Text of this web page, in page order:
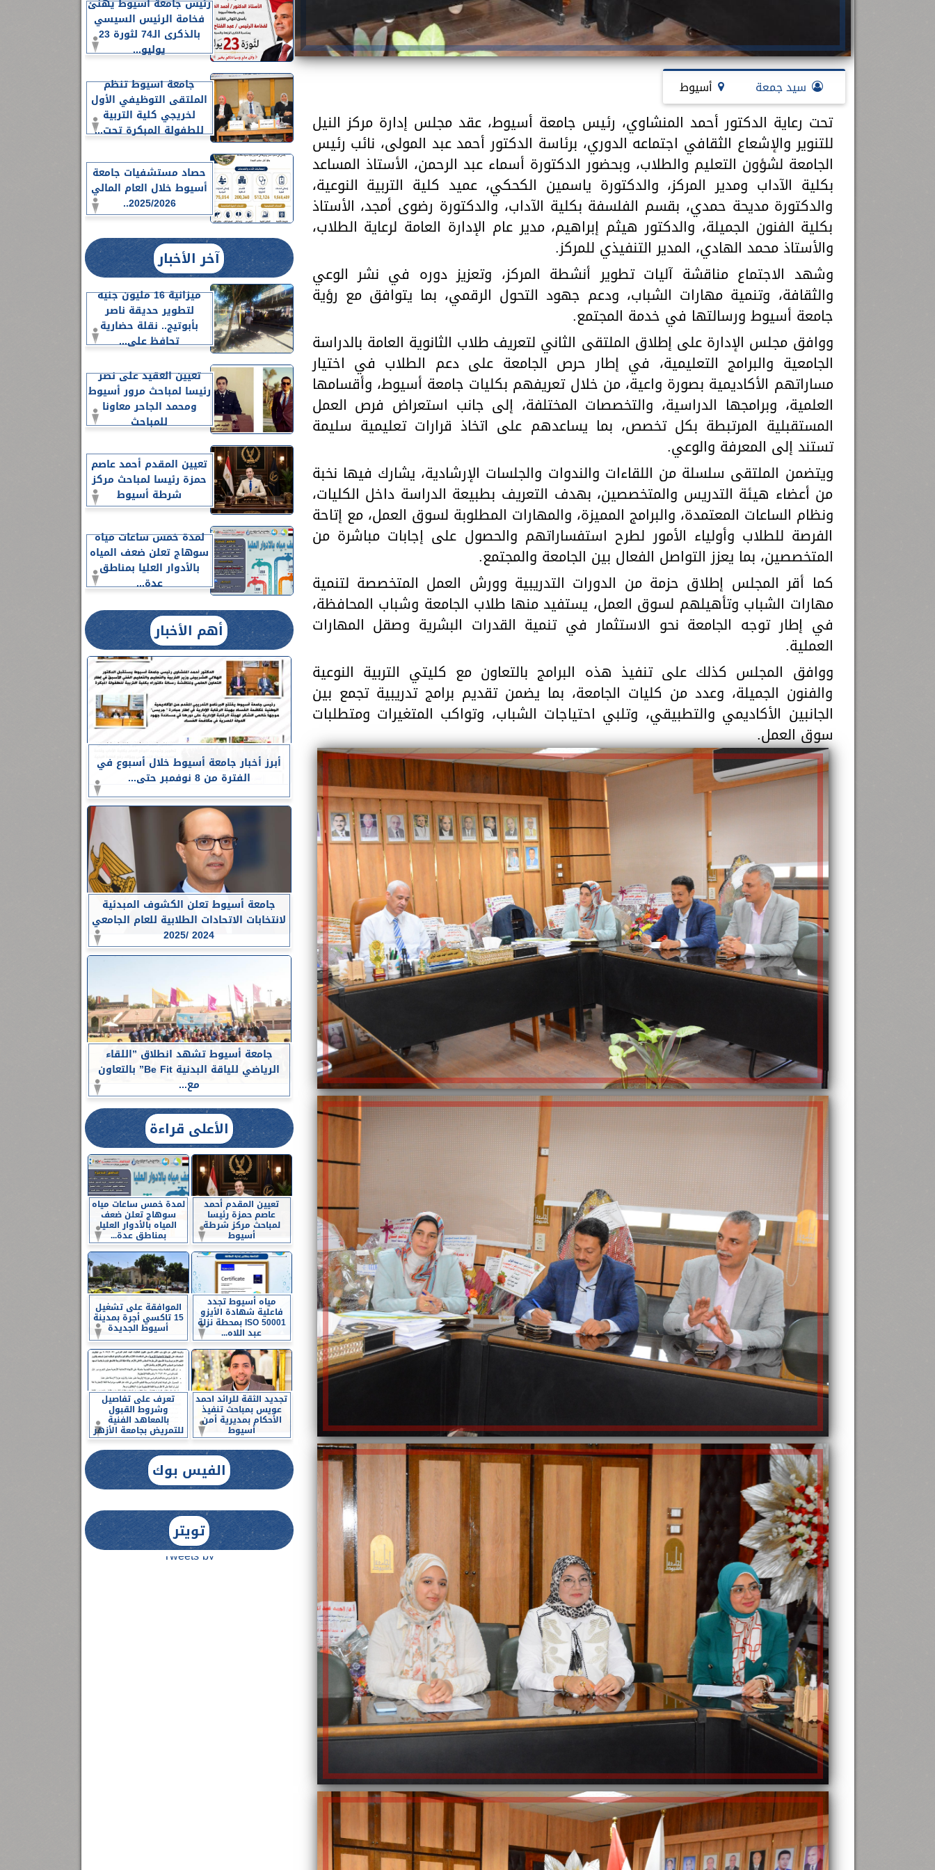
سيد جمعة أسيوط
تحت رعاية الدكتور أحمد المنشاوي، رئيس جامعة أسيوط، عقد مجلس إدارة مركز النيل
للتنوير والإشعاع الثقافي اجتماعه الدوري، برئاسة الدكتور أحمد عبد المولى، نائب رئيس
الجامعة لشؤون التعليم والطلاب، وبحضور الدكتورة أسماء عبد الرحمن، الأستاذ المساعد
بكلية الآداب ومدير المركز، والدكتورة ياسمين الكحكي، عميد كلية التربية النوعية،
والدكتورة مديحة حمدي، بقسم الفلسفة بكلية الآداب، والدكتورة رضوى أمجد، الأستاذ
بكلية الفنون الجميلة، والدكتور هيثم إبراهيم، مدير عام الإدارة العامة لرعاية الطلاب،
والأستاذ محمد الهادي، المدير التنفيذي للمركز.
وشهد الاجتماع مناقشة آليات تطوير أنشطة المركز، وتعزيز دوره في نشر الوعي
والثقافة، وتنمية مهارات الشباب، ودعم جهود التحول الرقمي، بما يتوافق مع رؤية
جامعة أسيوط ورسالتها في خدمة المجتمع.
ووافق مجلس الإدارة على إطلاق الملتقى الثاني لتعريف طلاب الثانوية العامة بالدراسة
الجامعية والبرامج التعليمية، في إطار حرص الجامعة على دعم الطلاب في اختيار
مساراتهم الأكاديمية بصورة واعية، من خلال تعريفهم بكليات جامعة أسيوط، وأقسامها
العلمية، وبرامجها الدراسية، والتخصصات المختلفة، إلى جانب استعراض فرص العمل
المستقبلية المرتبطة بكل تخصص، بما يساعدهم على اتخاذ قرارات تعليمية سليمة
تستند إلى المعرفة والوعي.
ويتضمن الملتقى سلسلة من اللقاءات والندوات والجلسات الإرشادية، يشارك فيها نخبة
من أعضاء هيئة التدريس والمتخصصين، بهدف التعريف بطبيعة الدراسة داخل الكليات،
ونظام الساعات المعتمدة، والبرامج المميزة، والمهارات المطلوبة لسوق العمل، مع إتاحة
الفرصة للطلاب وأولياء الأمور لطرح استفساراتهم والحصول على إجابات مباشرة من
المتخصصين، بما يعزز التواصل الفعال بين الجامعة والمجتمع.
كما أقر المجلس إطلاق حزمة من الدورات التدريبية وورش العمل المتخصصة لتنمية
مهارات الشباب وتأهيلهم لسوق العمل، يستفيد منها طلاب الجامعة وشباب المحافظة،
في إطار توجه الجامعة نحو الاستثمار في تنمية القدرات البشرية وصقل المهارات
العملية.
ووافق المجلس كذلك على تنفيذ هذه البرامج بالتعاون مع كليتي التربية النوعية
والفنون الجميلة، وعدد من كليات الجامعة، بما يضمن تقديم برامج تدريبية تجمع بين
الجانبين الأكاديمي والتطبيقي، وتلبي احتياجات الشباب، وتواكب المتغيرات ومتطلبات
سوق العمل.
رئيس جامعة أسيوط يهنئ
فخامة الرئيس السيسي
بالذكرى الـ74 لثورة 23
يوليو...
جامعة أسيوط تنظم
الملتقى التوظيفي الأول
لخريجي كلية التربية
للطفولة المبكرة تحت...
حصاد مستشفيات جامعة
أسيوط خلال العام المالي
2025/2026..
آخر الأخبار
ميزانية 16 مليون جنيه
لتطوير حديقة ناصر
بأبوتيج.. نقلة حضارية
تحافظ على...
تعيين العقيد على نصر
رئيسا لمباحث مرور أسيوط
ومحمد الجاحر معاونا
للمباحث
تعيين المقدم أحمد عاصم
حمزة رئيسا لمباحث مركز
شرطة أسيوط
لمدة خمس ساعات مياه
سوهاج تعلن ضعف المياه
بالأدوار العليا بمناطق
عدة...
أهم الأخبار
أبرز أخبار جامعة أسيوط خلال أسبوع في
الفترة من 8 نوفمبر حتى...
جامعة أسيوط تعلن الكشوف المبدئية
لانتخابات الاتحادات الطلابية للعام الجامعي
2024 /2025
جامعة أسيوط تشهد انطلاق ”اللقاء
الرياضي للياقة البدنية Be Fit” بالتعاون
مع...
الأعلى قراءة
تعيين المقدم أحمد
عاصم حمزة رئيسا
لمباحث مركز شرطة
أسيوط
لمدة خمس ساعات مياه
سوهاج تعلن ضعف
المياه بالأدوار العليا
بمناطق عدة...
مياه أسيوط تجدد
فاعلية شهادة الأيزو
ISO 50001 بمحطة نزلة
عبد اللاه...
الموافقة على تشغيل
15 تاكسي أجرة بمدينة
أسيوط الجديدة
تجديد الثقة للرائد احمد
عويس بمباحث تنفيذ
الأحكام بمديرية أمن
أسيوط
تعرف على تفاصيل
وشروط القبول
بالمعاهد الفنية
للتمريض بجامعة الأزهر
الفيس بوك
تويتر
Tweets by